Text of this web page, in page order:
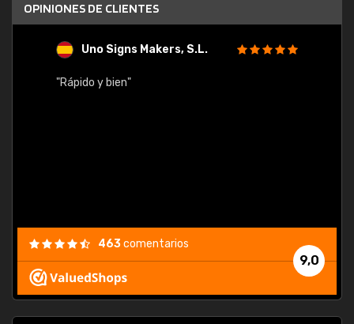
OPINIONES DE CLIENTES
Uno Signs Makers, S.L.
"Rápido y bien"
9,0
463comentarios